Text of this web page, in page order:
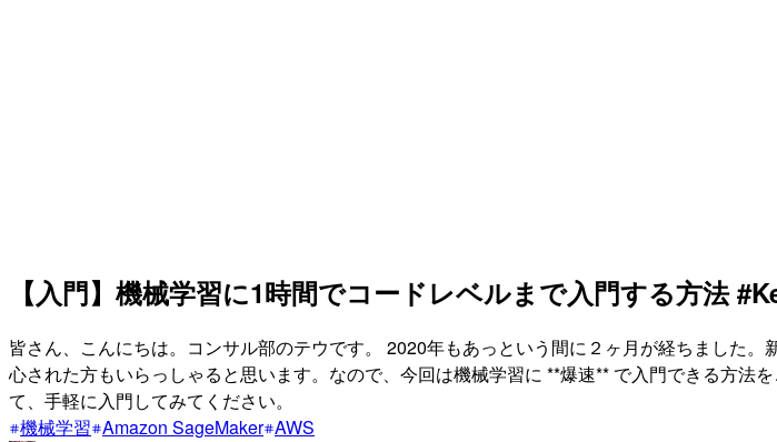
【入門】機械学習に1時間でコードレベルまで入門する方法
皆さん、こんにちは。コンサル部のテウです。 2020年もあっという間に２ヶ月が経ちました
心された方もいらっしゃると思います。なので、今回は機械学習に **爆速** で入門できる方
て、手軽に入門してみてください。
機械学習 Amazon SageMaker AWS